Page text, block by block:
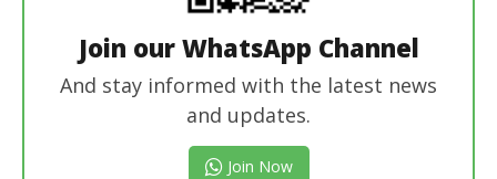
Join our WhatsApp Channel
And stay informed with the latest news
and updates.
Join Now